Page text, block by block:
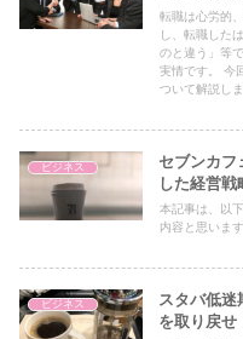
転職は心労的
し、転職した
のと違う」等
実情です。 今
ついて解説しま
ビジネス
セブンカフ
した経営戦
本記事は、以
内容と思いま
ビジネス
スタバ低迷
を取り戻せ